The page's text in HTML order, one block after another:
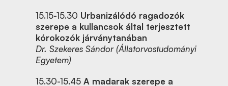
15.15-15.30 Urbanizálódó ragadozók
szerepe a kullancsok által terjesztett
kórokozók járványtanában
Dr. Szekeres Sándor (Állatorvostudományi
Egyetem)
15.30-15.45 A madarak szerepe a